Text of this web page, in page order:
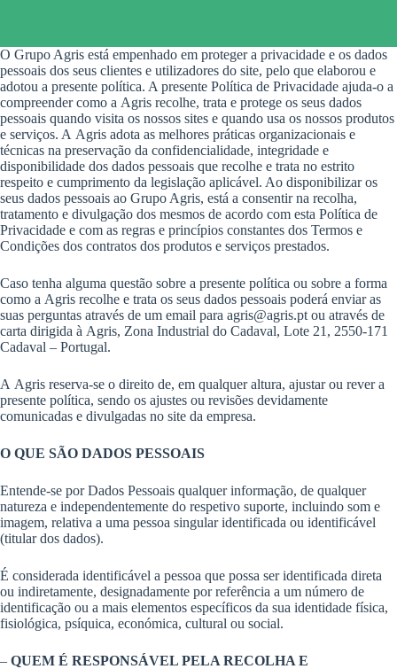
O Grupo Agris está empenhado em proteger a privacidade e os dados
pessoais dos seus clientes e utilizadores do site, pelo que elaborou e
adotou a presente política. A presente Política de Privacidade ajuda-o a
compreender como a Agris recolhe, trata e protege os seus dados
pessoais quando visita os nossos sites e quando usa os nossos produtos
e serviços. A Agris adota as melhores práticas organizacionais e
técnicas na preservação da confidencialidade, integridade e
disponibilidade dos dados pessoais que recolhe e trata no estrito
respeito e cumprimento da legislação aplicável. Ao disponibilizar os
seus dados pessoais ao Grupo Agris, está a consentir na recolha,
tratamento e divulgação dos mesmos de acordo com esta Política de
Privacidade e com as regras e princípios constantes dos Termos e
Condições dos contratos dos produtos e serviços prestados.
Caso tenha alguma questão sobre a presente política ou sobre a forma
como a Agris recolhe e trata os seus dados pessoais poderá enviar as
suas perguntas através de um email para agris@agris.pt ou através de
carta dirigida à Agris, Zona Industrial do Cadaval, Lote 21, 2550-171
Cadaval – Portugal.
A Agris reserva-se o direito de, em qualquer altura, ajustar ou rever a
presente política, sendo os ajustes ou revisões devidamente
comunicadas e divulgadas no site da empresa.
O QUE SÃO DADOS PESSOAIS
Entende-se por Dados Pessoais qualquer informação, de qualquer
natureza e independentemente do respetivo suporte, incluindo som e
imagem, relativa a uma pessoa singular identificada ou identificável
(titular dos dados).
É considerada identificável a pessoa que possa ser identificada direta
ou indiretamente, designadamente por referência a um número de
identificação ou a mais elementos específicos da sua identidade física,
fisiológica, psíquica, económica, cultural ou social.
– QUEM É RESPONSÁVEL PELA RECOLHA E